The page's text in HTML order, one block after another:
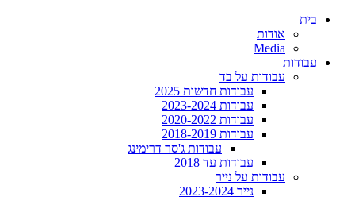
בית
אודות
Media
עבודות
עבודות על בד
עבודות חדשות 2025
עבודות 2023-2024
עבודות 2020-2022
עבודות 2018-2019
עבודות ג'סר דרימינג
עבודות עד 2018
עבודות על נייר
נייר 2023-2024